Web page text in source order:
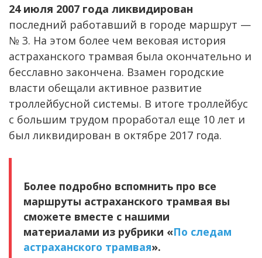
24 июля 2007 года ликвидирован
последний работавший в городе маршрут —
№ 3. На этом более чем вековая история
астраханского трамвая была окончательно и
бесславно закончена. Взамен городские
власти обещали активное развитие
троллейбусной системы. В итоге троллейбус
с большим трудом проработал еще 10 лет и
был ликвидирован в октябре 2017 года.
Более подробно вспомнить про все
маршруты астраханского трамвая вы
сможете вместе с нашими
материалами из рубрики «По следам
астраханского трамвая».